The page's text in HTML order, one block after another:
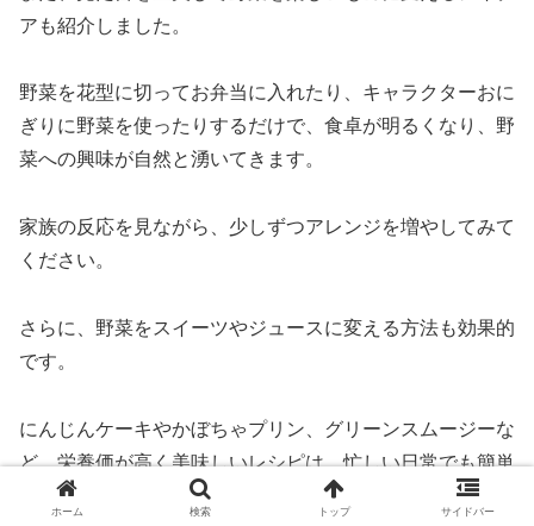
アも紹介しました。
野菜を花型に切ってお弁当に入れたり、キャラクターおに
ぎりに野菜を使ったりするだけで、食卓が明るくなり、野
菜への興味が自然と湧いてきます。
家族の反応を見ながら、少しずつアレンジを増やしてみて
ください。
さらに、野菜をスイーツやジュースに変える方法も効果的
です。
にんじんケーキやかぼちゃプリン、グリーンスムージーな
ど、栄養価が高く美味しいレシピは、忙しい日常でも簡単
に取り入れられます。
ホーム 検索 トップ サイドバー